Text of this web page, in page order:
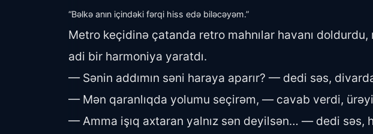
“Bəlkə anın içindəki fərqi hiss edə biləcəyəm.”
Metro keçidinə çatanda retro mahnılar havanı
adi bir harmoniya yaratdı.
— Sənin addımın səni haraya aparır? — dedi səs,
— Mən qaranlıqda yolumu seçirəm, — cavab verdi,
— Amma işıq axtaran yalnız sən deyilsən… — dedi səs,